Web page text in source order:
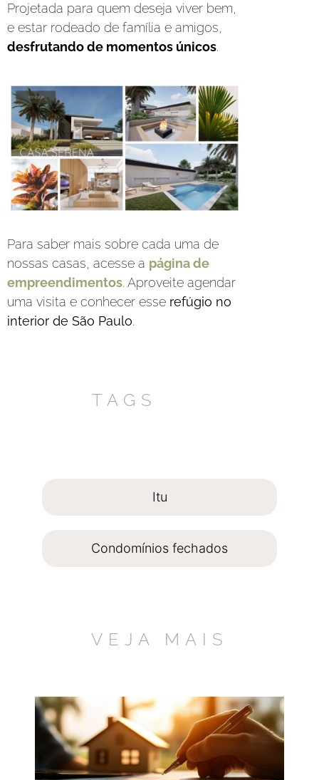
Projetada para quem deseja viver bem,
e estar rodeado de família e amigos,
desfrutando de momentos únicos.
Para saber mais sobre cada uma de
nossas casas, acesse a página de
empreendimentos. Aproveite agendar
uma visita e conhecer esse refúgio no
interior de São Paulo.
TAGS
Itu
Condomínios fechados
VEJA MAIS